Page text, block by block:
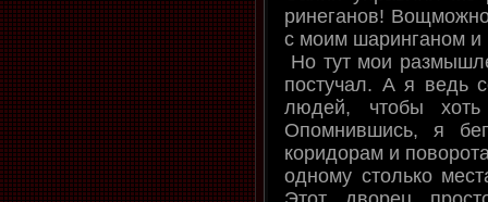
ринеганов!
с моим шаринганом
Но тут мои
постучал. А я ведь
людей, чтобы
Опомнившись, я
коридорам и
одному столько